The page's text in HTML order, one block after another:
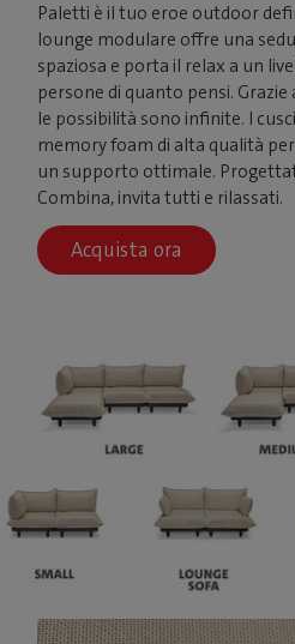
Paletti è il tuo eroe outdoor
lounge modulare offre una
spaziosa e porta il relax a un
persone di quanto pensi.
le possibilità sono infinite. I
memory foam di alta qualità
un supporto ottimale.
Combina, invita tutti e rilassati.
Acquista ora